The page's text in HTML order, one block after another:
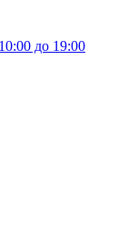
до 19:00